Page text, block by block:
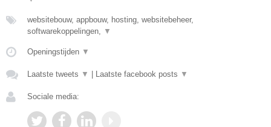
websitebouw, appbouw, hosting, websitebeheer,
softwarekoppelingen,
▼
Openingstijden ▼
Laatste tweets ▼ Laatste facebook posts ▼
Sociale media: